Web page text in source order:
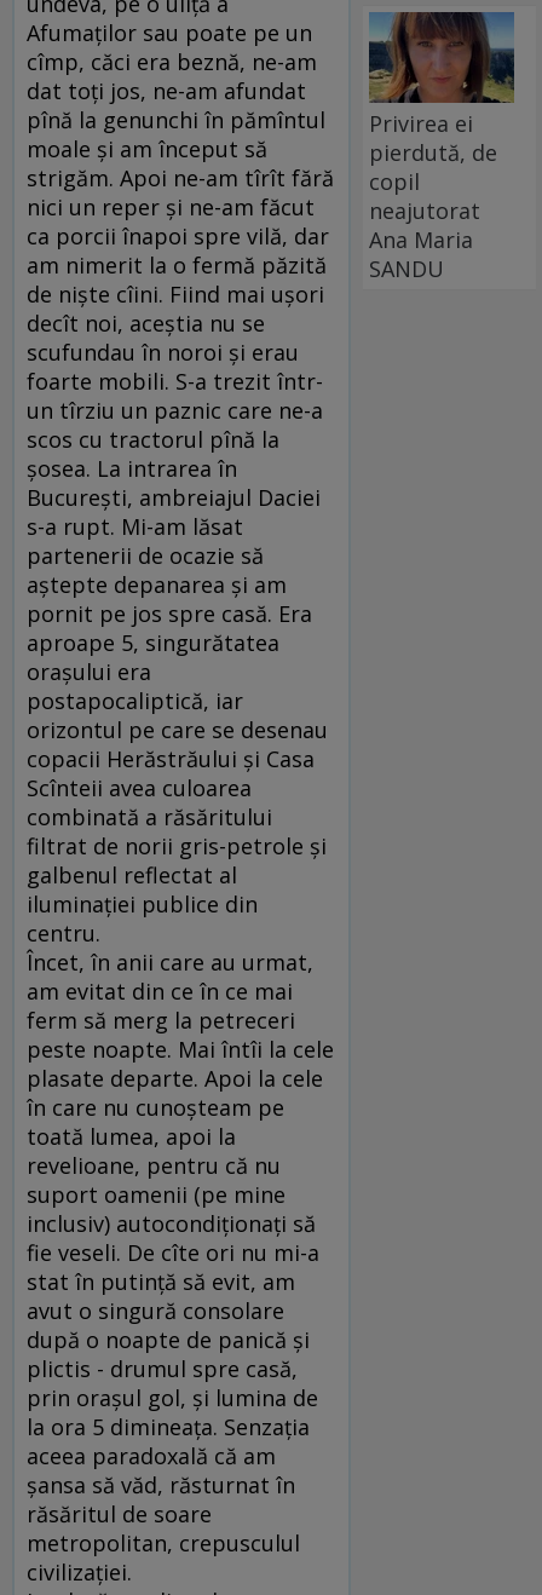
Afumaţilor sau poate pe un
cîmp, căci era beznă, ne-am
dat toţi jos, ne-am afundat
pînă la genunchi în pămîntul
moale şi am început să
strigăm. Apoi ne-am tîrît fără
nici un reper şi ne-am făcut
ca porcii înapoi spre vilă, dar
am nimerit la o fermă păzită
de nişte cîini. Fiind mai uşori
decît noi, aceştia nu se
scufundau în noroi şi erau
foarte mobili. S-a trezit într-
un tîrziu un paznic care ne-a
scos cu tractorul pînă la
şosea. La intrarea în
Bucureşti, ambreiajul Daciei
s-a rupt. Mi-am lăsat
partenerii de ocazie să
aştepte depanarea şi am
pornit pe jos spre casă. Era
aproape 5, singurătatea
oraşului era
postapocaliptică, iar
orizontul pe care se desenau
copacii Herăstrăului şi Casa
Scînteii avea culoarea
combinată a răsăritului
filtrat de norii gris-petrole şi
galbenul reflectat al
iluminaţiei publice din
centru.
Încet, în anii care au urmat,
am evitat din ce în ce mai
ferm să merg la petreceri
peste noapte. Mai întîi la cele
plasate departe. Apoi la cele
în care nu cunoşteam pe
toată lumea, apoi la
revelioane, pentru că nu
suport oamenii (pe mine
inclusiv) autocondiţionaţi să
fie veseli. De cîte ori nu mi-a
stat în putinţă să evit, am
avut o singură consolare
după o noapte de panică şi
plictis - drumul spre casă,
prin oraşul gol, şi lumina de
la ora 5 dimineaţa. Senzaţia
aceea paradoxală că am
şansa să văd, răsturnat în
răsăritul de soare
metropolitan, crepusculul
civilizaţiei.
Privirea ei
pierdută, de
copil
neajutorat
Ana Maria
SANDU